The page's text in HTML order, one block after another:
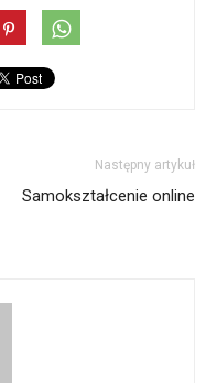
Następny artykuł
Samokształcenie online